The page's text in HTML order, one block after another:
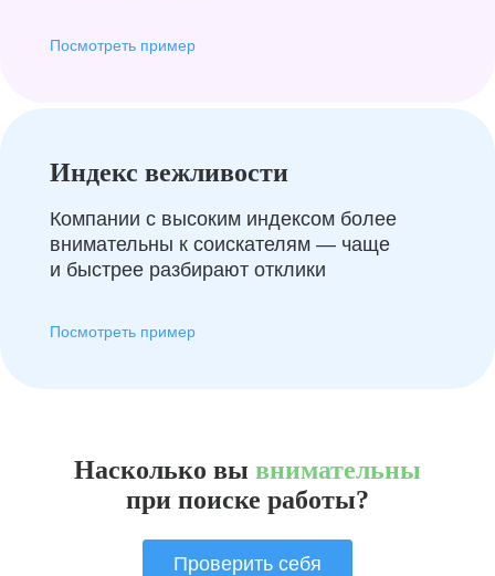
Посмотреть пример
Индекс вежливости
Компании с высоким индексом более
внимательны к соискателям — чаще
и быстрее разбирают отклики
Посмотреть пример
Насколько вы внимательны
при поиске работы?
Проверить себя